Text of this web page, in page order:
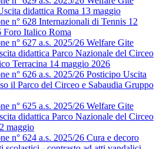
didattica Roma 13 maggio
n° 628 Internazionali di Tennis 12
Foro Italico Roma
n° 627 a.s. 2025/26 Welfare Gite
didattica Parco Nazionale del Circeo
Terracina 14 maggio 2026
n° 626 a.s. 2025/26 Posticipo Uscita
il Parco del Circeo e Sabaudia Gruppo
n° 625 a.s. 2025/26 Welfare Gite
didattica Parco Nazionale del Circeo
maggio
n° 624 a.s. 2025/26 Cura e decoro